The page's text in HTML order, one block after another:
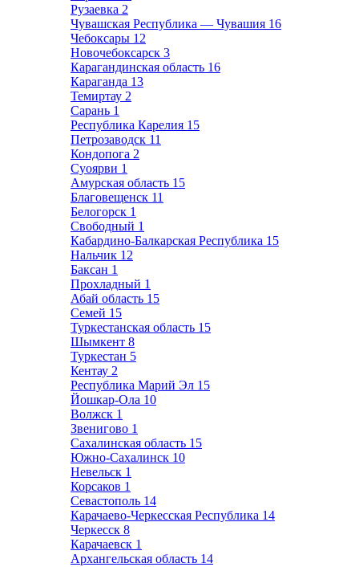
Рузаевка 2
Чувашская Республика — Чувашия 16
Чебоксары 12
Новочебоксарск 3
Карагандинская область 16
Караганда 13
Темиртау 2
Сарань 1
Республика Карелия 15
Петрозаводск 11
Кондопога 2
Суоярви 1
Амурская область 15
Благовещенск 11
Белогорск 1
Свободный 1
Кабардино-Балкарская Республика 15
Нальчик 12
Баксан 1
Прохладный 1
Абай область 15
Семей 15
Туркестанская область 15
Шымкент 8
Туркестан 5
Кентау 2
Республика Марий Эл 15
Йошкар-Ола 10
Волжск 1
Звенигово 1
Сахалинская область 15
Южно-Сахалинск 10
Невельск 1
Корсаков 1
Севастополь 14
Карачаево-Черкесская Республика 14
Черкесск 8
Карачаевск 1
Архангельская область 14